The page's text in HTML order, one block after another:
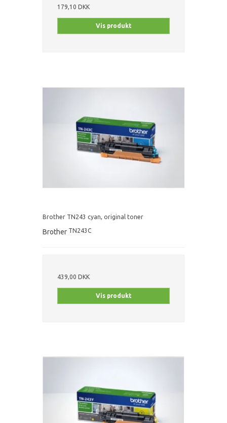
179,10 DKK
Vis produkt
Brother TN243 cyan, original toner
Brother TN243C
439,00 DKK
Vis produkt